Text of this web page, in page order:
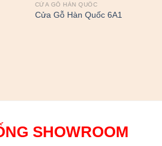
CỬA GỖ HÀN QUỐC
Cửa Gỗ Hàn Quốc 6A1
SHOWROOM